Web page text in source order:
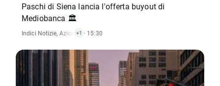
Paschi di Siena lancia l'offerta buyout di
Mediobanca 🏛️
Indici Notizie, Azioni Notizie
+1 · 15:30